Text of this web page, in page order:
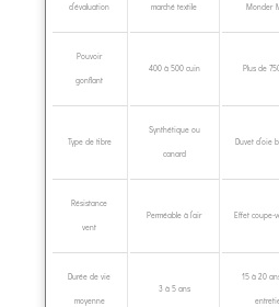
d’évaluation marché textile Moncler
Pouvoir
gonflant
400 à 500 cuin Plus de
Type de fibre
Synthétique ou
canard
Duvet d’oie
Résistance
vent
Perméable à l’air Effet coupe-
Durée de vie
moyenne
3 à 5 ans
15 à 20